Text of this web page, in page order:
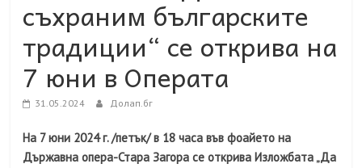
съхраним българските
традиции“ се открива на
7 юни в Операта
31.05.2024 Долап.бг
На 7 юни 2024 г. /петък/ в 18 часа във фоайето на
Държавна опера-Стара Загора се открива Изложбата „Да